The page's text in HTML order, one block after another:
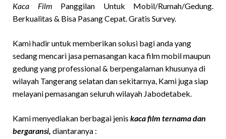
Kaca Film Panggilan Untuk Mobil/Rumah/Gedung.
Berkualitas & Bisa Pasang Cepat. Gratis Survey.
Kami hadir untuk memberikan solusi bagi anda yang
sedang mencari jasa pemasangan kaca film mobil maupun
gedung yang professional & berpengalaman khusunya di
wilayah Tangerang selatan dan sekitarnya, Kami juga siap
melayani pemasangan seluruh wilayah Jabodetabek.
Kami menyediakan berbagai jenis kaca film ternama dan
bergaransi, diantaranya :